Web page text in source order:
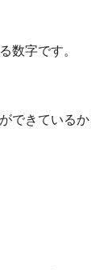
数字です。
できているか